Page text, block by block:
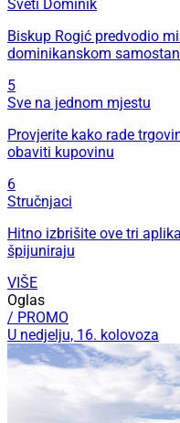
Sveti Dominik
Biskup Rogić predvodio
dominikanskom
5
Sve na jednom mjestu
Provjerite kako rade
obaviti kupovinu
6
Stručnjaci
Hitno izbrišite ove tri
špijuniraju
VIŠE
Oglas
/ PROMO
U nedjelju, 16. kolovoza